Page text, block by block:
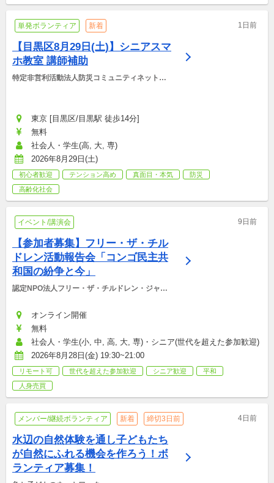
単発ボランティア 新着 1日前
【目黒区8月29日(土)】シニアスマ
ホ教室 講師補助
特定非営利活動法人防災コミュニティネットワ
東京 [目黒区/目黒駅 徒歩14分]
無料
社会人・学生(高, 大, 専)
2026年8月29日(土)
初心者歓迎 テンション高め 真面目・本気
防災
高齢化社会
イベント/講演会 9日前
【参加者募集】フリー・ザ・チル
ドレン活動報告会「コンゴ民主共
和国の紛争と今」
認定NPO法人フリー・ザ・チルドレン・ジャパ
オンライン開催
無料
社会人・学生(小, 中, 高, 大, 専)・シニア(世代を超えた参加歓迎)
2026年8月28日(金) 19:30~21:00
リモート可 世代を超えた参加歓迎 シニア歓迎
平和
人身売買
メンバー/継続ボランティア 新着 締切3日前 4日前
水辺の自然体験を通し子どもたち
が自然にふれる機会を作ろう！ボ
ランティア募集！